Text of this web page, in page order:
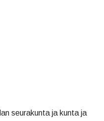
seurakunta ja kunta ja